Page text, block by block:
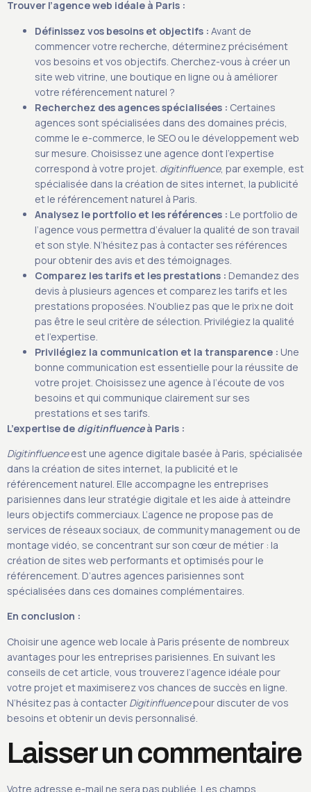
Trouver l’agence web idéale à Paris :
Définissez vos besoins et objectifs : Avant de
commencer votre recherche, déterminez précisément
vos besoins et vos objectifs. Cherchez-vous à créer un
site web vitrine, une boutique en ligne ou à améliorer
votre référencement naturel ?
Recherchez des agences spécialisées : Certaines
agences sont spécialisées dans des domaines précis,
comme le e-commerce, le SEO ou le développement web
sur mesure. Choisissez une agence dont l’expertise
correspond à votre projet. digitinfluence, par exemple, est
spécialisée dans la création de sites internet, la publicité
et le référencement naturel à Paris.
Analysez le portfolio et les références : Le portfolio de
l’agence vous permettra d’évaluer la qualité de son travail
et son style. N’hésitez pas à contacter ses références
pour obtenir des avis et des témoignages.
Comparez les tarifs et les prestations : Demandez des
devis à plusieurs agences et comparez les tarifs et les
prestations proposées. N’oubliez pas que le prix ne doit
pas être le seul critère de sélection. Privilégiez la qualité
et l’expertise.
Privilégiez la communication et la transparence : Une
bonne communication est essentielle pour la réussite de
votre projet. Choisissez une agence à l’écoute de vos
besoins et qui communique clairement sur ses
prestations et ses tarifs.
L’expertise de digitinfluenceà Paris :
Digitinfluenceest une agence digitale basée à Paris, spécialisée
dans la création de sites internet, la publicité et le
référencement naturel. Elle accompagne les entreprises
parisiennes dans leur stratégie digitale et les aide à atteindre
leurs objectifs commerciaux. L’agence ne propose pas de
services de réseaux sociaux, de community management ou de
montage vidéo, se concentrant sur son cœur de métier : la
création de sites web performants et optimisés pour le
référencement. D’autres agences parisiennes sont
spécialisées dans ces domaines complémentaires.
En conclusion :
Choisir une agence web locale à Paris présente de nombreux
avantages pour les entreprises parisiennes. En suivant les
conseils de cet article, vous trouverez l’agence idéale pour
votre projet et maximiserez vos chances de succès en ligne.
N’hésitez pas à contacter Digitinfluencepour discuter de vos
besoins et obtenir un devis personnalisé.
Laisser un commentaire
Votre adresse e-mail ne sera pas publiée. Les champs